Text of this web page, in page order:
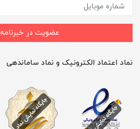
عضویت در خبرنامه
نماد اعتماد الکترونیک و نماد ساماندهی